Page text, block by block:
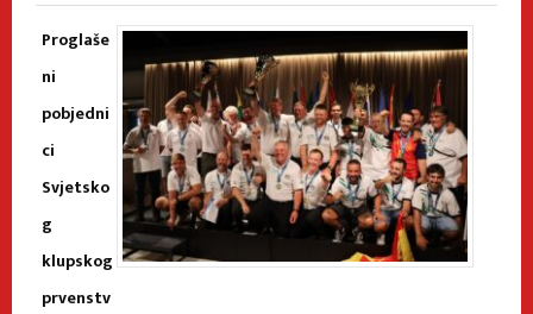
Proglaše
ni
pobjedni
ci
Svjetsko
g
klupskog
prvenstv